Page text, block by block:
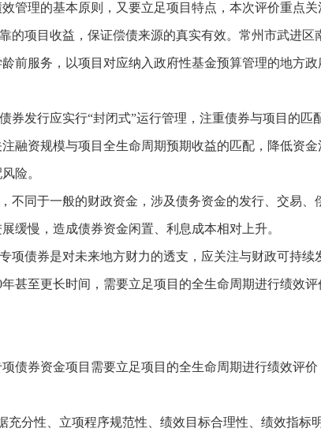
管理的基本原则，又要立足项目特点，本次评价重点关
的项目收益，保证偿债来源的真实有效。常州市武进
前服务，以项目对应纳入政府性基金预算管理的地方
券发行应实行“封闭式”运行管理，注重债券与项目的匹
融资规模与项目全生命周期预期收益的匹配，降低资
险。
不同于一般的财政资金，涉及债务资金的发行、交易
缓慢，造成债券资金闲置、利息成本相对上升。
项债券是对未来地方财力的透支，应关注与财政可持
甚至更长时间，需要立足项目的全生命周期进行绩效评
债券资金项目需要立足项目的全生命周期进行绩效评
充分性、立项程序规范性、绩效目标合理性、绩效指标